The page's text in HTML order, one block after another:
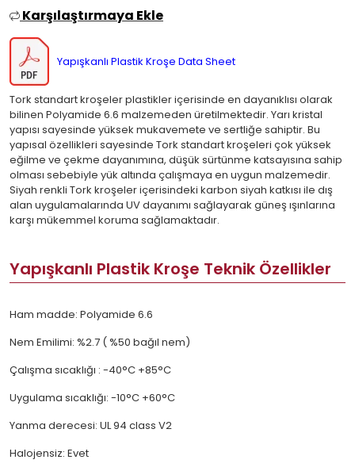
Karşılaştırmaya Ekle
Yapışkanlı Plastik Kroşe Data Sheet
Tork standart kroşeler plastikler içerisinde en dayanıklısı olarak
bilinen Polyamide 6.6 malzemeden üretilmektedir. Yarı kristal
yapısı sayesinde yüksek mukavemete ve sertliğe sahiptir. Bu
yapısal özellikleri sayesinde Tork standart kroşeleri çok yüksek
eğilme ve çekme dayanımına, düşük sürtünme katsayısına sahip
olması sebebiyle yük altında çalışmaya en uygun malzemedir.
Siyah renkli Tork kroşeler içerisindeki karbon siyah katkısı ile dış
alan uygulamalarında UV dayanımı sağlayarak güneş ışınlarına
karşı mükemmel koruma sağlamaktadır.
Yapışkanlı Plastik Kroşe Teknik Özellikler
Ham madde: Polyamide 6.6
Nem Emilimi: %2.7 ( %50 bağıl nem)
Çalışma sıcaklığı : -40°C +85°C
Uygulama sıcaklığı: -10°C +60°C
Yanma derecesi: UL 94 class V2
Halojensiz: Evet